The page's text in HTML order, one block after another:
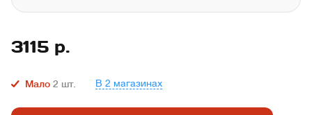
3115 р.
Мало 2 шт. В 2 магазинах